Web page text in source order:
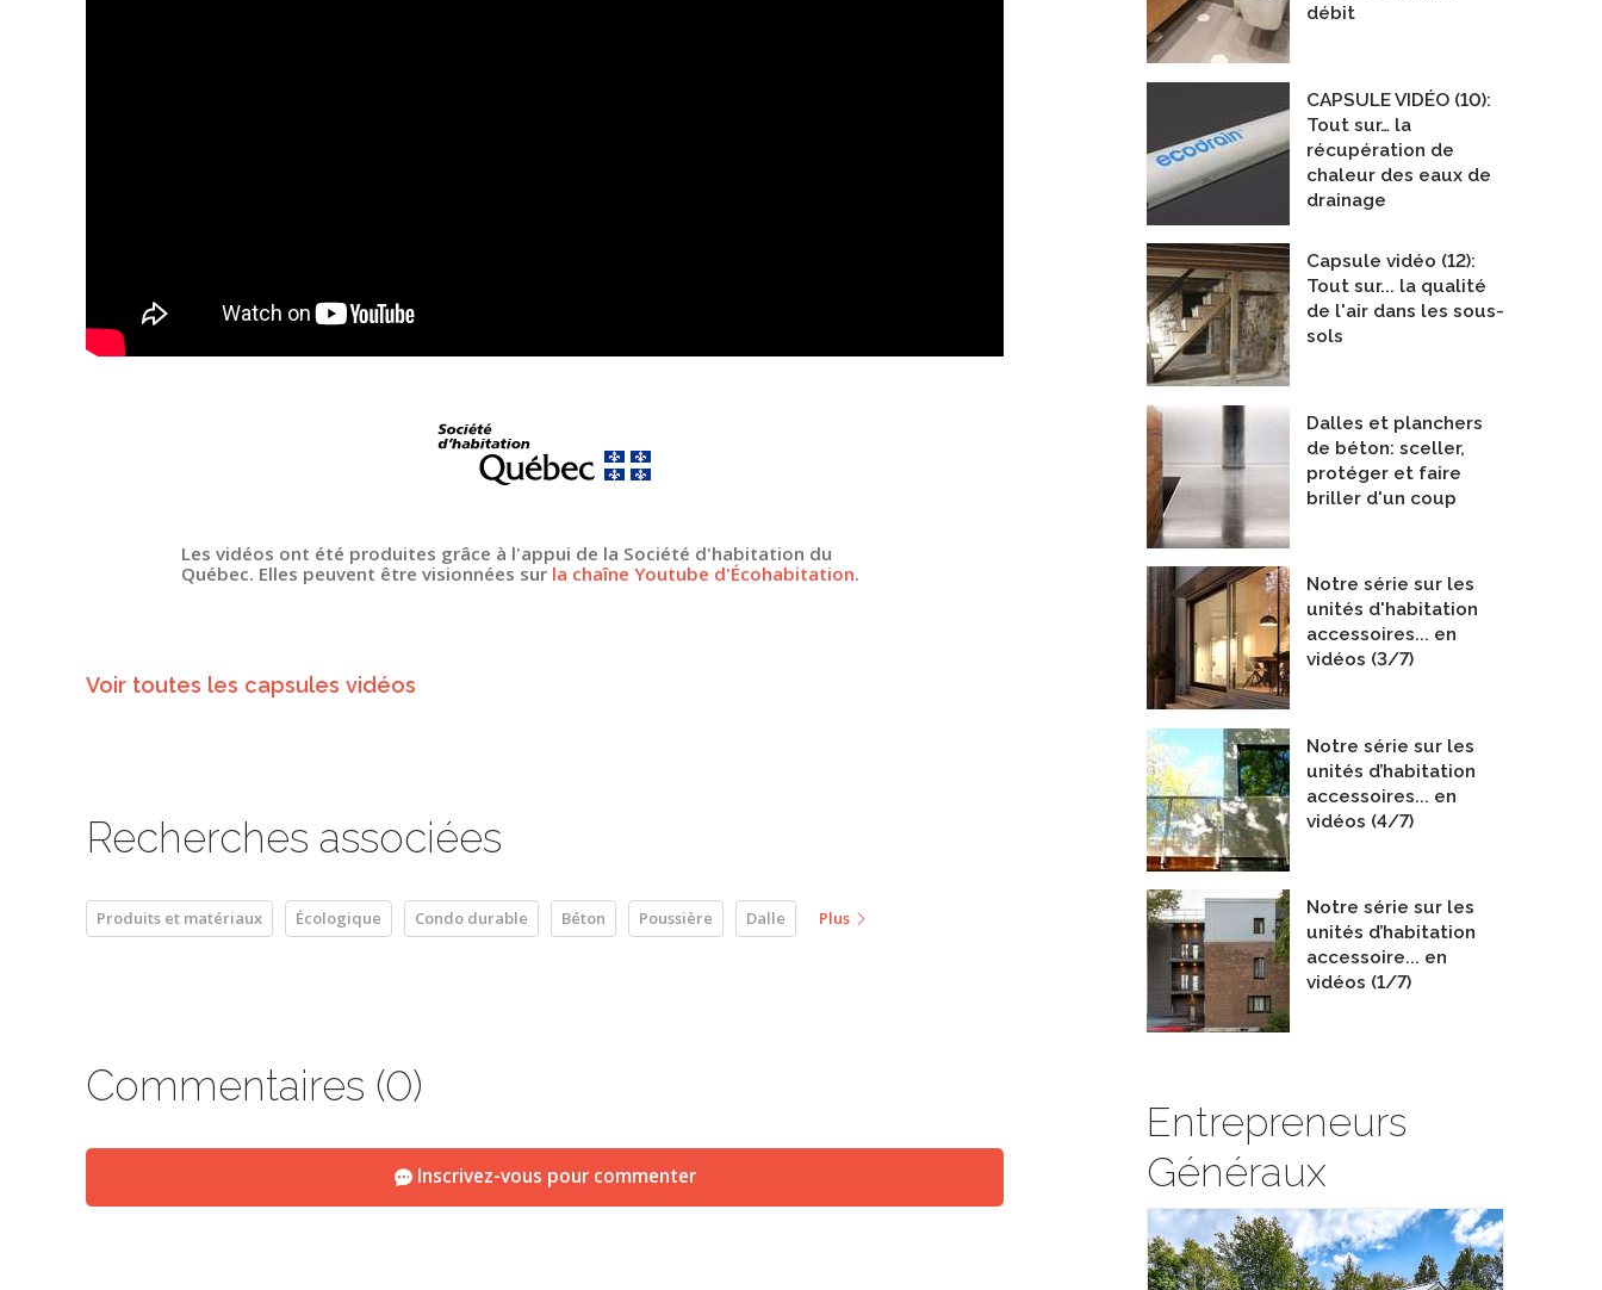
débit
CAPSULE VIDÉO (10):
Tout sur… la
récupération de
chaleur des eaux de
drainage
Capsule vidéo (12):
Tout sur... la qualité
de l'air dans les sous-
sols
Dalles et planchers
de béton: sceller,
protéger et faire
briller d'un coup
Notre série sur les
unités d'habitation
accessoires... en
vidéos (3/7)
Notre série sur les
unités d’habitation
accessoires... en
vidéos (4/7)
Notre série sur les
unités d’habitation
accessoire... en
vidéos (1/7)
Entrepreneurs
Généraux
Les vidéos ont été produites grâce à l'appui de la Société d'habitation du
Québec. Elles peuvent être visionnées sur la chaîne Youtube d'Écohabitation.
Voir toutes les capsules vidéos
Recherches associées
Produits et matériaux Écologique Condo durable Béton Poussière Dalle Plus
Commentaires (0)
Inscrivez-vous pour commenter